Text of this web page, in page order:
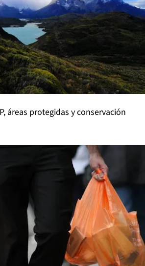
áreas protegidas y conservación